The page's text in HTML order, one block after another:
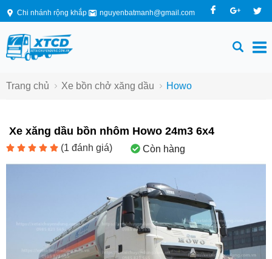
Chi nhánh rộng khắp nguyenbatmanh@gmail.com
Trang chủ Xe bồn chở xăng dầu Howo
Xe xăng dầu bồn nhôm Howo 24m3 6x4
(1 đánh giá) Còn hàng